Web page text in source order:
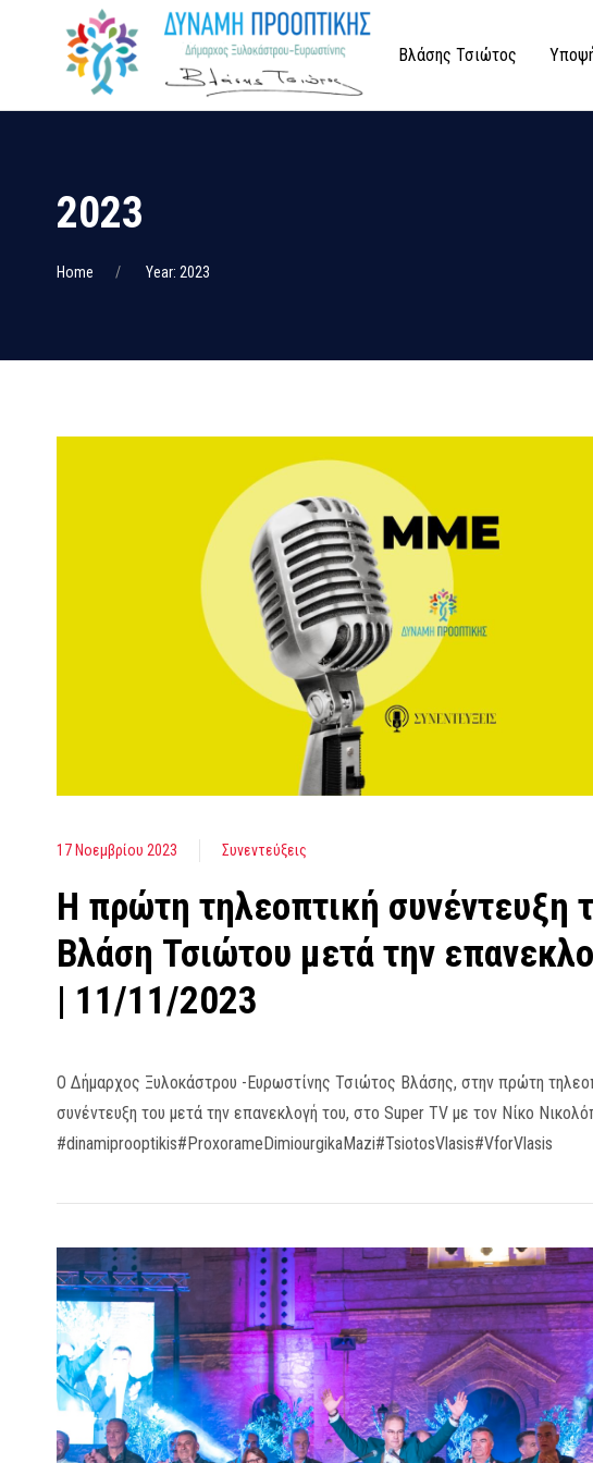
Βλάσης Τσιώτος
2023
Home Year: 2023
17 Νοεμβρίου 2023 Συνεντεύξεις
Η πρώτη τηλεοπτική συνέντευξη
Βλάση Τσιώτου μετά την
| 11/11/2023
Ο Δήμαρχος Ξυλοκάστρου -Ευρωστίνης Τσιώτος Βλάσης, στην πρώτη
συνέντευξη του μετά την επανεκλογή του, στο Super TV με τον Νίκο
#dinamiprooptikis#ProxorameDimiourgikaMazi#TsiotosVlasis#VforVlasis